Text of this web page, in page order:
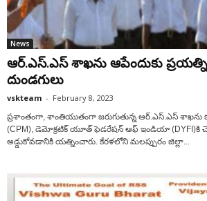
News
ఆర్.ఎస్.ఎస్ శాఖను ఆపేందుకు
దుండగులు
vskteam - February 8, 2023
ప్ర‌శాంతంగా, శాంతియుతంగా జ‌రుగుతున్న ఆర్‌.ఎస్‌.ఎస్
(CPM), డెమోక్రటిక్ యూత్ ఫెడరేషన్ ఆఫ్ ఇండియా (DYFI)కి
అడ్డుకోవ‌డానికి య‌త్నించారు. కేర‌ళ‌లోని మలప్పురం జిల్లా...